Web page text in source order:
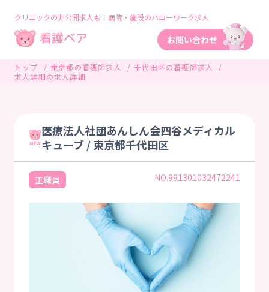
クリニックの非公開求人も！病院・施設のハローワーク求人
トップ 東京都の看護師求人
千代田区の看護師求人
求人詳細の求人詳細
医療法人社団あんしん会四谷メディカル
キューブ / 東京都千代田区
正職員 NO.991301032472241